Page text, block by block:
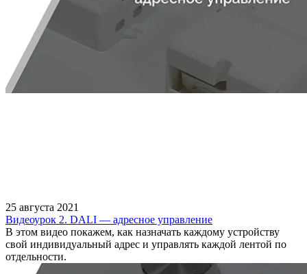
25 августа 2021
Видеоурок 2. DALI — адресное управление
В этом видео покажем, как назначать каждому устройству
свой индивидуальный адрес и управлять каждой лентой по
отдельности.